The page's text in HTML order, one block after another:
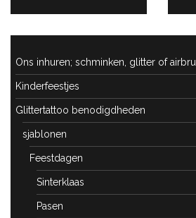
Ons inhuren; schminken, glitter of
Kinderfeestjes
Glittertattoo benodigdheden
sjablonen
Feestdagen
Sinterklaas
Pasen